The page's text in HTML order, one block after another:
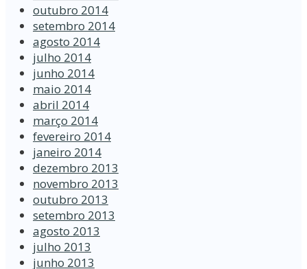
outubro 2014
setembro 2014
agosto 2014
julho 2014
junho 2014
maio 2014
abril 2014
março 2014
fevereiro 2014
janeiro 2014
dezembro 2013
novembro 2013
outubro 2013
setembro 2013
agosto 2013
julho 2013
junho 2013